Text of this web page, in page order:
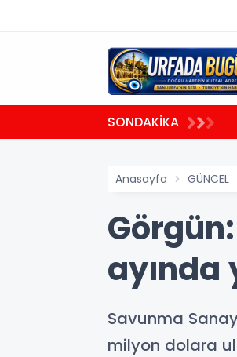
SONDAKİKA
Anasayfa GÜNCEL
ayında
Savunma
milyon dolara